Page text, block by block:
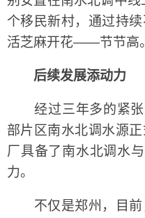
个移民新村，通过持
活芝麻开花——节节高。
后续发展添动力
经过三年多的紧张
部片区南水北调水源
厂具备了南水北调水
力。
不仅是郑州，目前